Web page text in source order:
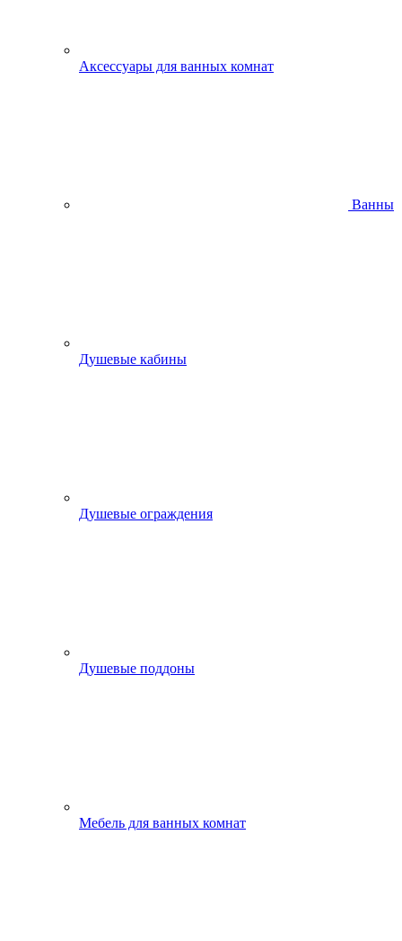
Аксессуары для ванных комнат
Ванны
Душевые кабины
Душевые ограждения
Душевые поддоны
Мебель для ванных комнат